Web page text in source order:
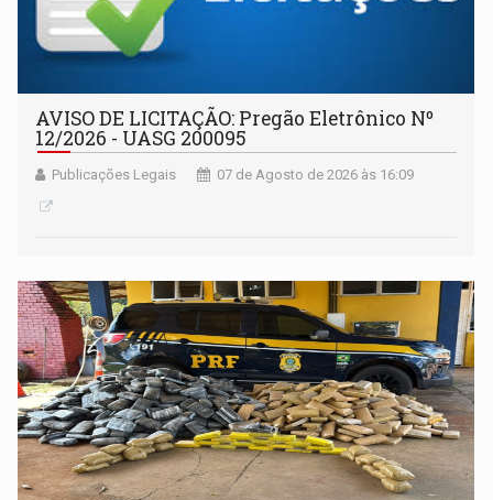
AVISO DE LICITAÇÃO: Pregão Eletrônico Nº
12/2026 - UASG 200095
Publicações Legais 07 de Agosto de 2026 às 16:09